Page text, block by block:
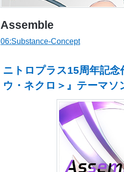
Assemble
06:Substance-Concept
ニトロプラス15周年記
ウ・ネクロ＞』テーマソ